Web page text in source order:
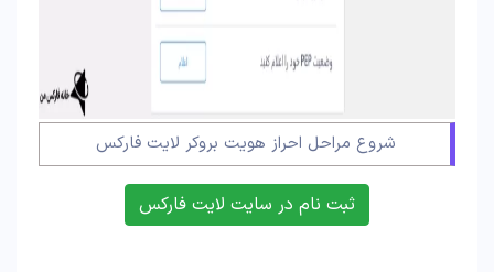
شروع مراحل احراز هویت بروکر لایت فارکس
ثبت نام در سایت لایت فارکس